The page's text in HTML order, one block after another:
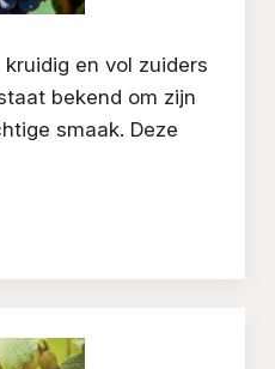
en vol zuiders
bekend om zijn
smaak. Deze